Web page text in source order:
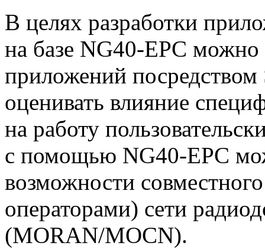
В целях разработки
на базе NG40-EPC можно
приложений посредством
оценивать влияние
на работу
с помощью NG40-EPC
возможности
операторами) сети
(MORAN/MOCN).